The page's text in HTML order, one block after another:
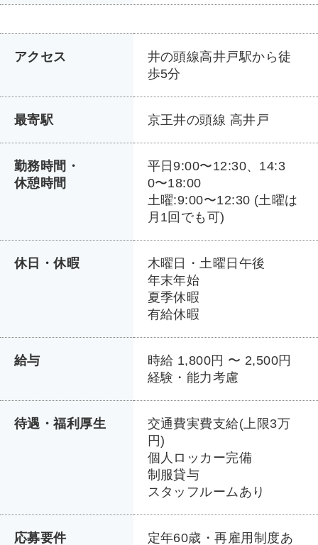
アクセス
井の頭線高井戸駅から徒
歩5分
最寄駅 京王井の頭線 高井戸
勤務時間・
休憩時間
平日9:00〜12:30、14:3
0〜18:00
土曜:9:00〜12:30 (土曜は
月1回でも可)
休日・休暇
木曜日・土曜日午後
年末年始
夏季休暇
有給休暇
給与
時給 1,800円 〜 2,500円
経験・能力考慮
待遇・福利厚生
交通費実費支給(上限3万
円)
個人ロッカー完備
制服貸与
スタッフルームあり
応募要件
定年60歳・再雇用制度あ